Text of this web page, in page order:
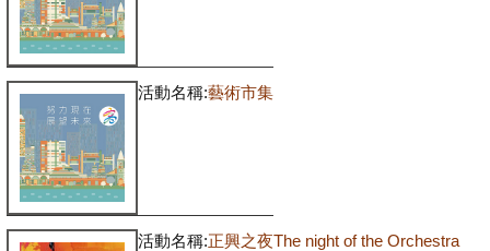
活動名稱:藝術市集
活動名稱:正興之夜The night of the Orchestra